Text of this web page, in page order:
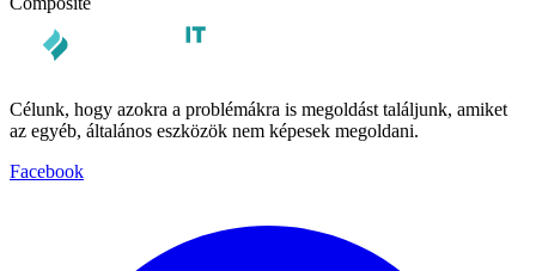
Célunk, hogy azokra a problémákra is megoldást találjunk, amiket
az egyéb, általános eszközök nem képesek megoldani.
Facebook